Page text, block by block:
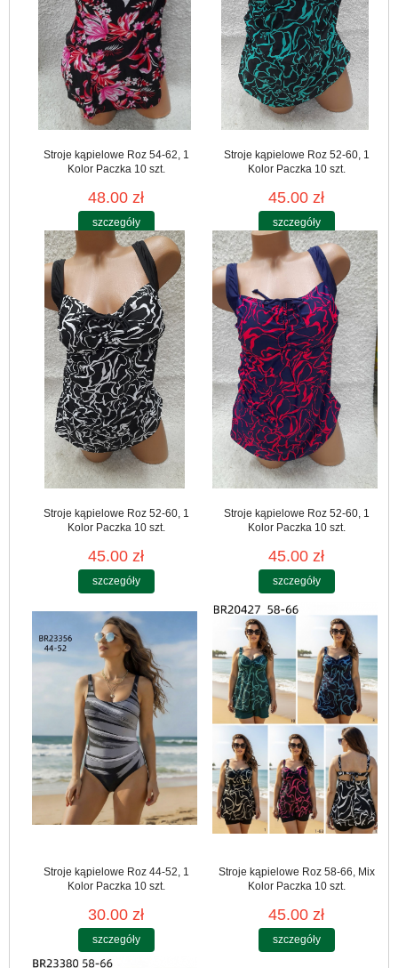
Stroje kąpielowe Roz 54-62, 1
Kolor Paczka 10 szt.
48.00 zł
szczegóły
Stroje kąpielowe Roz 52-60, 1
Kolor Paczka 10 szt.
45.00 zł
szczegóły
Stroje kąpielowe Roz 52-60, 1
Kolor Paczka 10 szt.
45.00 zł
szczegóły
Stroje kąpielowe Roz 52-60, 1
Kolor Paczka 10 szt.
45.00 zł
szczegóły
Stroje kąpielowe Roz 44-52, 1
Kolor Paczka 10 szt.
30.00 zł
szczegóły
Stroje kąpielowe Roz 58-66, Mix
Kolor Paczka 10 szt.
45.00 zł
szczegóły